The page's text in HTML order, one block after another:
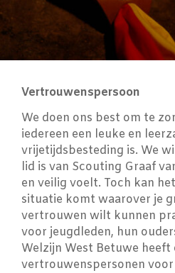
Vertrouwenspersoon
We doen ons best om te
iedereen een leuke en
vrijetijdsbesteding is. We
lid is van Scouting Graaf
en veilig voelt. Toch kan
situatie komt waarover je
vertrouwen wilt kunnen
voor jeugdleden, hun
Welzijn West Betuwe heeft
vertrouwenspersonen